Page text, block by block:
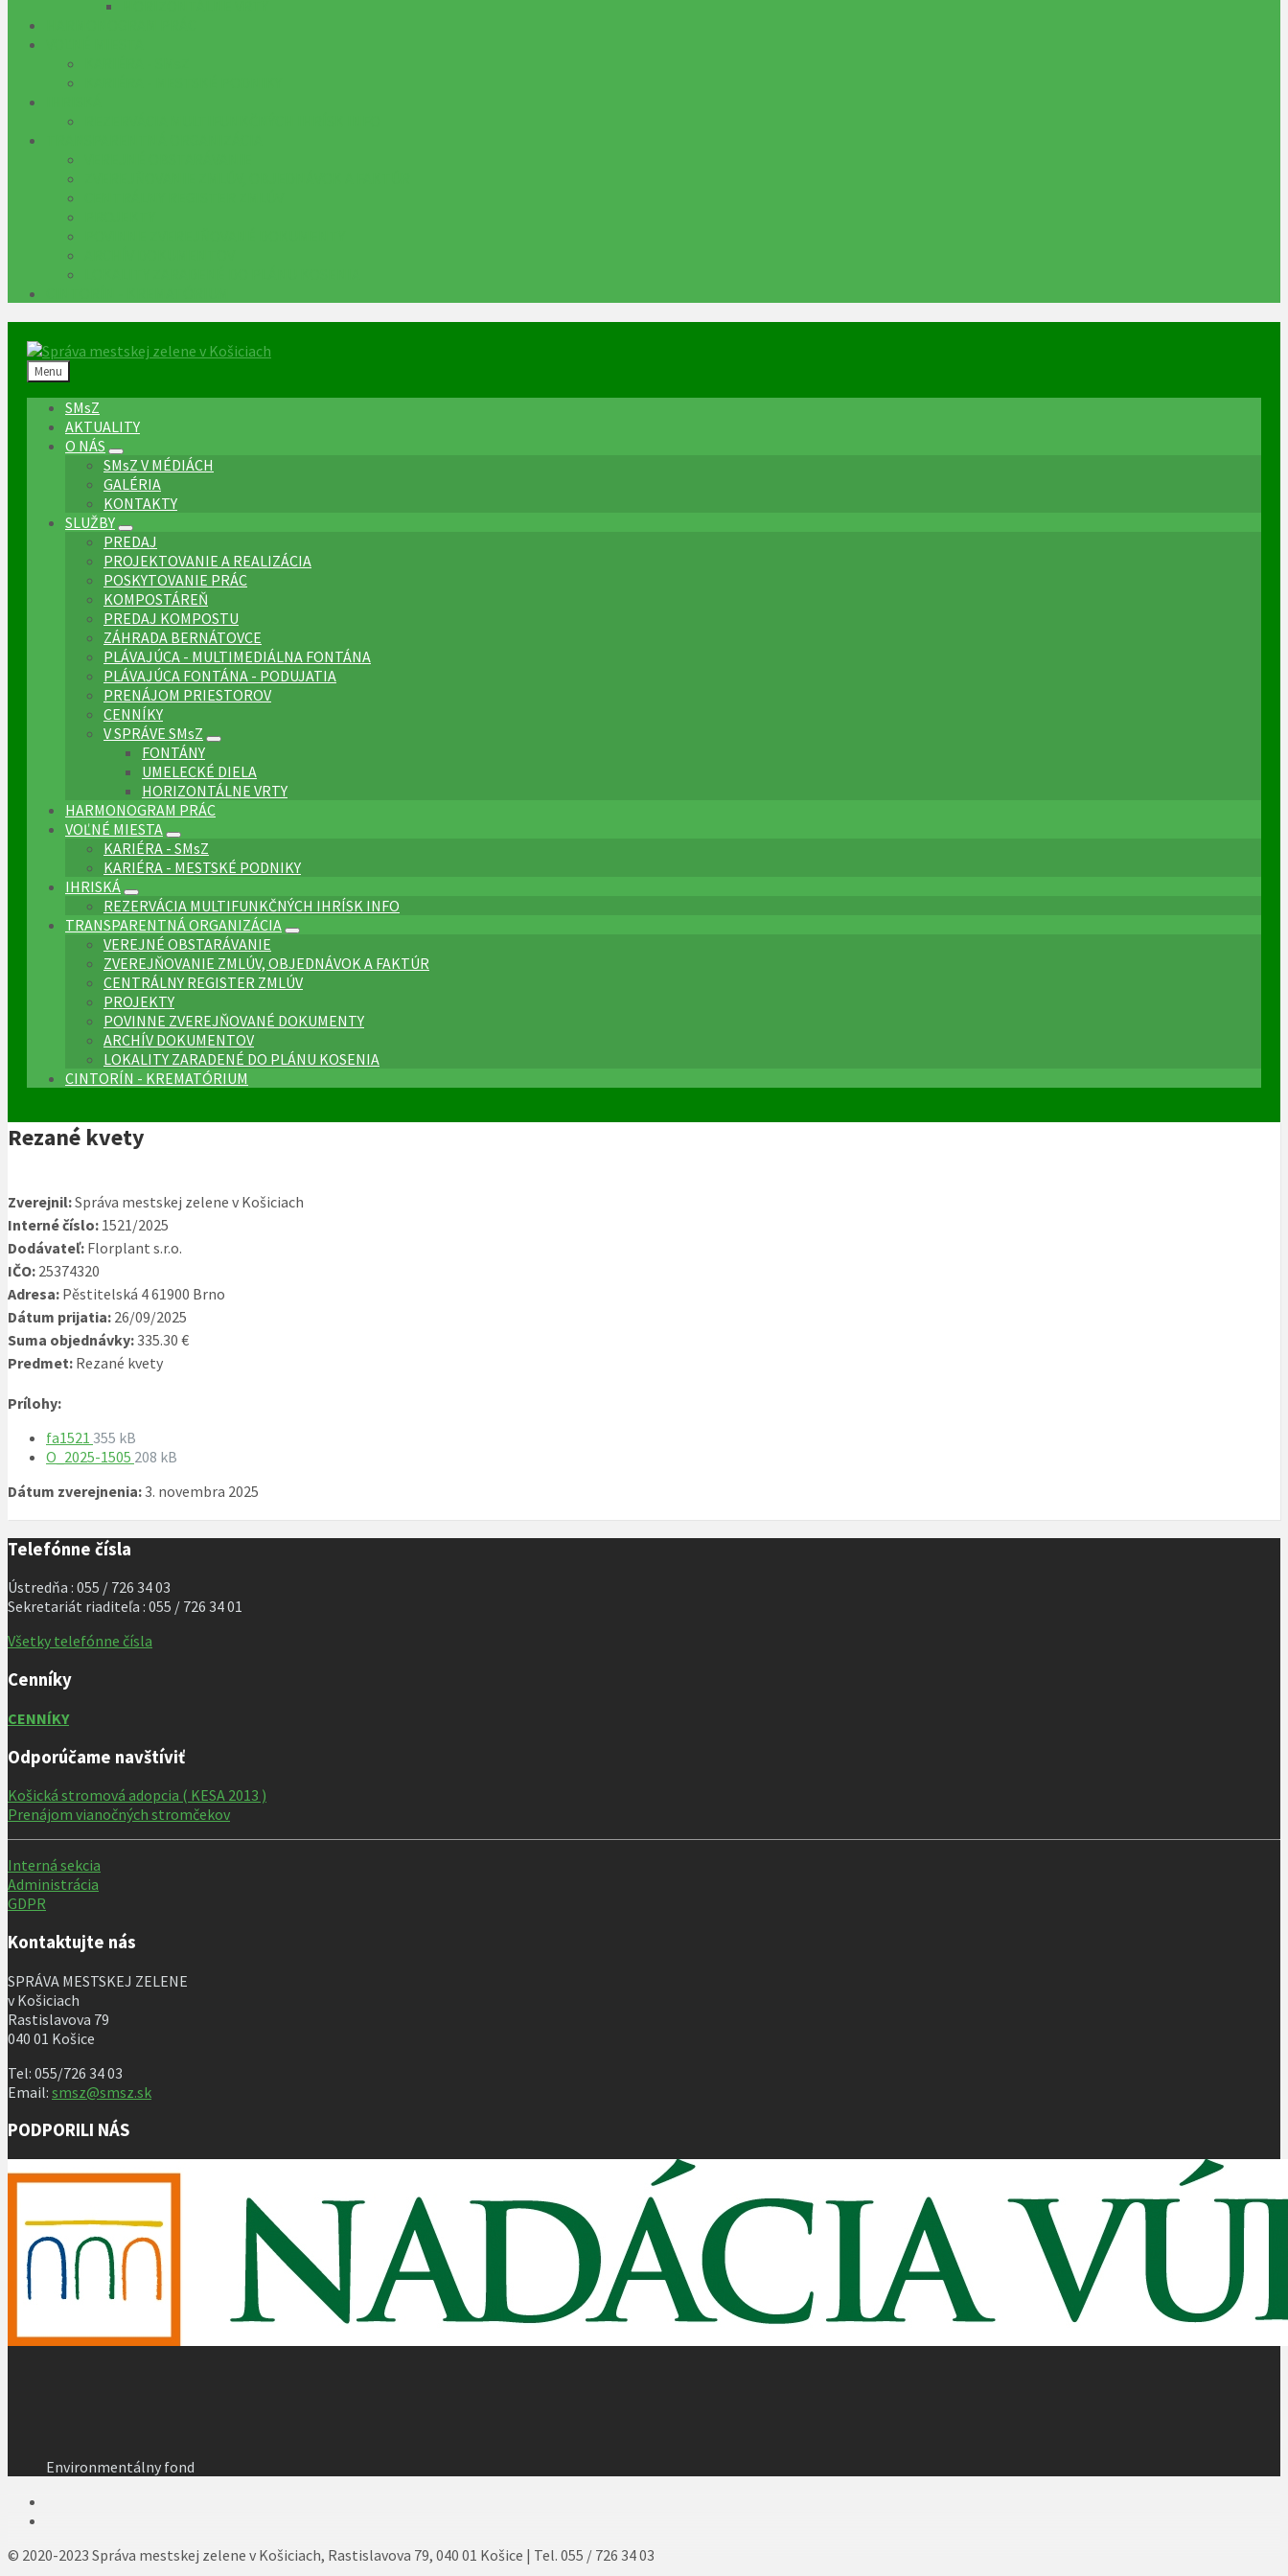
Menu
SMsZ
AKTUALITY
O NÁS
SMsZ V MÉDIÁCH
GALÉRIA
KONTAKTY
SLUŽBY
PREDAJ
PROJEKTOVANIE A REALIZÁCIA
POSKYTOVANIE PRÁC
KOMPOSTÁREŇ
PREDAJ KOMPOSTU
ZÁHRADA BERNÁTOVCE
PLÁVAJÚCA - MULTIMEDIÁLNA FONTÁNA
PLÁVAJÚCA FONTÁNA - PODUJATIA
PRENÁJOM PRIESTOROV
CENNÍKY
V SPRÁVE SMsZ
FONTÁNY
UMELECKÉ DIELA
HORIZONTÁLNE VRTY
HARMONOGRAM PRÁC
VOĽNÉ MIESTA
KARIÉRA - SMsZ
KARIÉRA - MESTSKÉ PODNIKY
IHRISKÁ
REZERVÁCIA MULTIFUNKČNÝCH IHRÍSK INFO
TRANSPARENTNÁ ORGANIZÁCIA
VEREJNÉ OBSTARÁVANIE
ZVEREJŇOVANIE ZMLÚV, OBJEDNÁVOK A FAKTÚR
CENTRÁLNY REGISTER ZMLÚV
PROJEKTY
POVINNE ZVEREJŇOVANÉ DOKUMENTY
ARCHÍV DOKUMENTOV
LOKALITY ZARADENÉ DO PLÁNU KOSENIA
CINTORÍN - KREMATÓRIUM
Rezané kvety
Zverejnil:Správa mestskej zelene v Košiciach
Interné číslo: 1521/2025
Dodávateľ: Florplant s.r.o.
IČO: 25374320
Adresa: Pěstitelská 4 61900 Brno
Dátum prijatia: 26/09/2025
Suma objednávky:335.30 €
Predmet: Rezané kvety
Prílohy:
fa1521 Veľkosť
súboru:
355 kB
O_2025-1505 Veľkosť
208 kB
Dátum zverejnenia:3. novembra 2025
Telefónne čísla
Ústredňa : 055 / 726 34 03
Sekretariát riaditeľa : 055 / 726 34 01
Všetky telefónne čísla
Cenníky
CENNÍKY
Odporúčame navštíviť
Košická stromová adopcia ( KESA 2013 )
Prenájom vianočných stromčekov
Interná sekcia
Administrácia
GDPR
Kontaktujte nás
SPRÁVA MESTSKEJ ZELENE
v Košiciach
Rastislavova 79
040 01 Košice
Tel: 055/726 34 03
Email: smsz@smsz.sk
PODPORILI NÁS
Environmentálny fond
© 2020-2023 Správa mestskej zelene v Košiciach, Rastislavova 79, 040 01 Košice | Tel. 055 / 726 34 03